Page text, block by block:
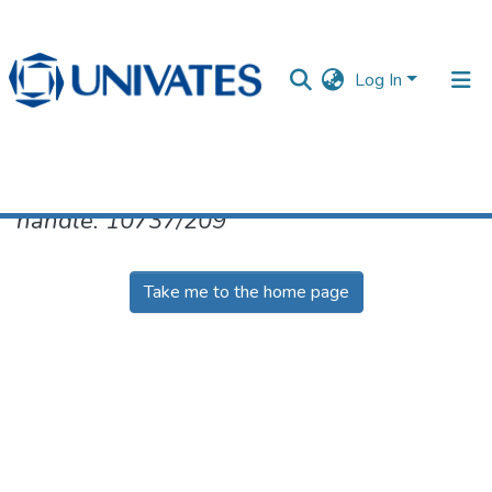
Log In
Documentos
handle: 10737/209
Take me to the home page